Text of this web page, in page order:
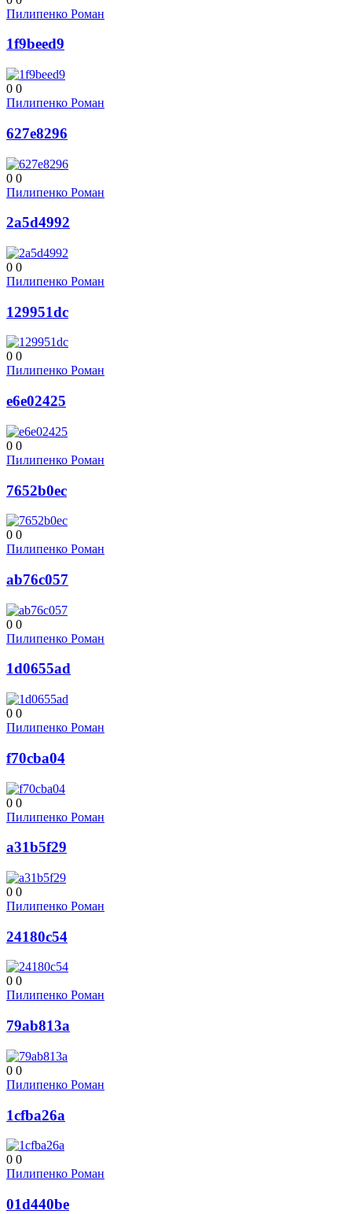
Пилипенко Роман
1f9beed9
0 0
Пилипенко Роман
627e8296
0 0
Пилипенко Роман
2a5d4992
0 0
Пилипенко Роман
129951dc
0 0
Пилипенко Роман
e6e02425
0 0
Пилипенко Роман
7652b0ec
0 0
Пилипенко Роман
ab76c057
0 0
Пилипенко Роман
1d0655ad
0 0
Пилипенко Роман
f70cba04
0 0
Пилипенко Роман
a31b5f29
0 0
Пилипенко Роман
24180c54
0 0
Пилипенко Роман
79ab813a
0 0
Пилипенко Роман
1cfba26a
0 0
Пилипенко Роман
01d440be